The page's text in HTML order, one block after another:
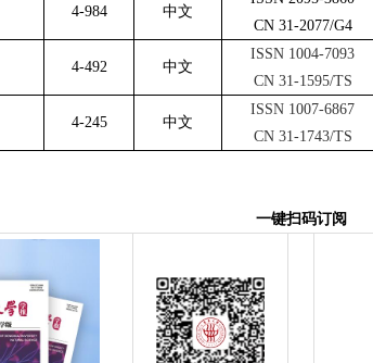
4-984 中文
CN 31-2077/G4
4-492 中文
ISSN 1004-7093
CN 31-1595/TS
4-245 中文
ISSN 1007-6867
CN 31-1743/TS
一键扫码订阅